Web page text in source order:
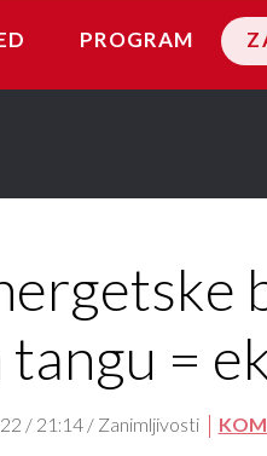
PROGRAM
=
/ 21:14 / Zanimljivosti